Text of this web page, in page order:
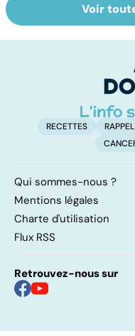
Troubles anxieux,
une anxiété
Voir
RECETTES
Qui sommes-nous ?
Mentions légales
Charte d'utilisation
Flux RSS
Retrouvez-nous sur